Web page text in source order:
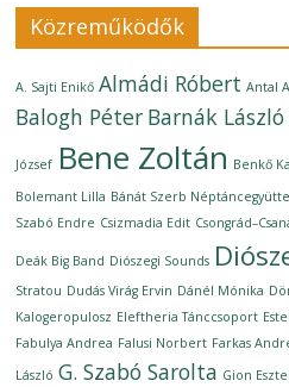
Közreműködők
A. Sajti Enikő Almádi Róbert Antal
Balogh Péter Barnák László
József Bene Zoltán Benkő
Bolemant Lilla Bánát Szerb
Szabó Endre Csizmadia Edit
Deák Big Band Diószegi Sounds
Stratou Dudás Virág Ervin Dánél Mónika
Kalogeropulosz Eleftheria Tánccsoport
Fabulya Andrea Falusi Norbert Farkas
László G. Szabó Sarolta Gion